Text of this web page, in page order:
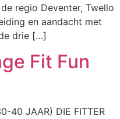
regio Deventer, Twello
en aandacht met
drie […]
Fit Fun
40 JAAR) DIE FITTER